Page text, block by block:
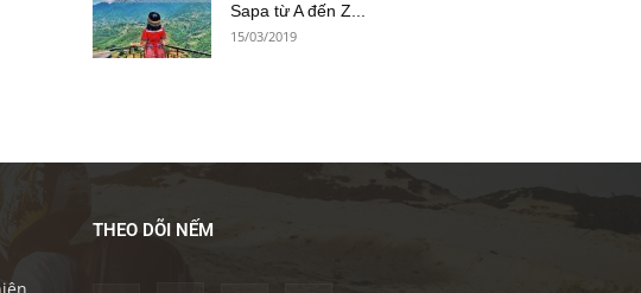
Sapa từ A đến Z...
15/03/2019
THEO DÕI NẾM